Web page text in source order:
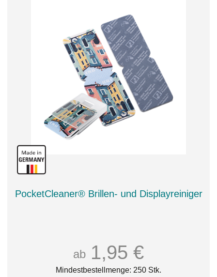
PocketCleaner® Brillen- und Displayreiniger
ab 1,95 €
Mindestbestellmenge: 250 Stk.